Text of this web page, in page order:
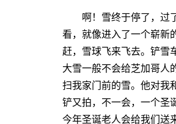
啊！雪终于停了，过了
看，就像进入了一个崭新
赶，雪球飞来飞去。铲雪
大雪一般不会给芝加哥人
扫我家门前的雪。他对我
铲又拍，不一会，一个圣
今年圣诞老人会给我们送